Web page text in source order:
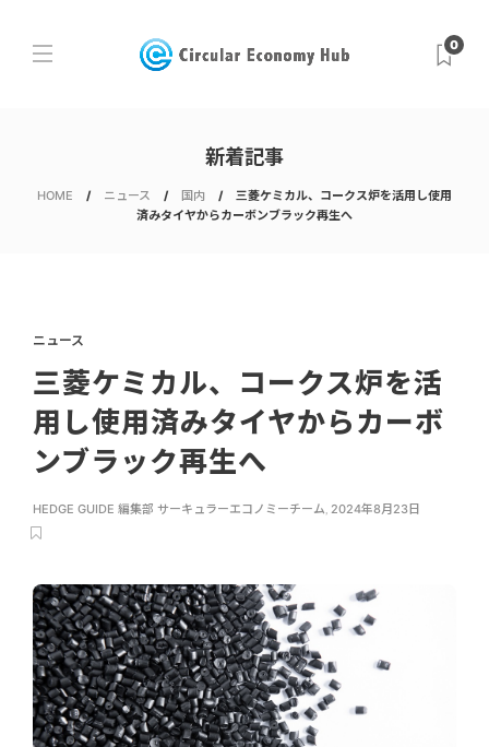
0
新着記事
HOME ニュース 国内
三菱ケミカル、コークス炉を活用し使用
済みタイヤからカーボンブラック再生へ
ニュース
三菱ケミカル、コークス炉を活
用し使用済みタイヤからカーボ
ンブラック再生へ
HEDGE GUIDE 編集部 サーキュラーエコノミーチーム, 2024年8月23日